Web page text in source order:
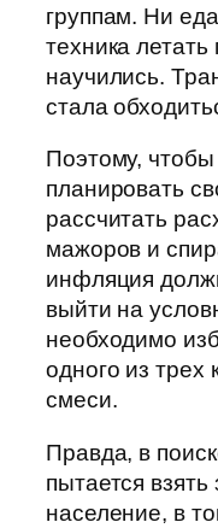
группам. Ни
техника летать
научились.
стала
Поэтому,
планировать
рассчитать
мажоров и
инфляция
выйти на
необходимо
одного из трех
смеси.
Правда, в
пытается
население, в